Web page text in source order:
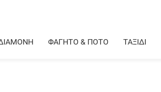
ΦΑΓΗΤΟ & ΠΟΤΟ ΤΑΞΙΔΙ